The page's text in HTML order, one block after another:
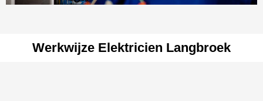
Werkwijze Elektricien Langbroek